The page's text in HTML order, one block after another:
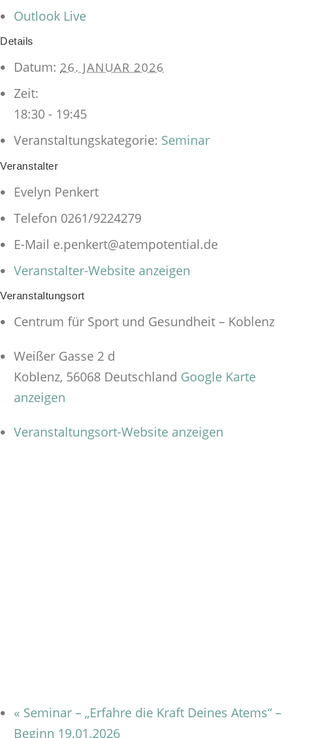
Outlook Live
Details
Datum: 26. JANUAR 2026
Zeit:
18:30 - 19:45
Veranstaltungskategorie: Seminar
Veranstalter
Evelyn Penkert
Telefon 0261/9224279
E-Mail e.penkert@atempotential.de
Veranstalter-Website anzeigen
Veranstaltungsort
Centrum für Sport und Gesundheit – Koblenz
Weißer Gasse 2 d
Koblenz, 56068 Deutschland Google Karte
anzeigen
Veranstaltungsort-Website anzeigen
« Seminar – „Erfahre die Kraft Deines Atems“ –
Beginn 19.01.2026